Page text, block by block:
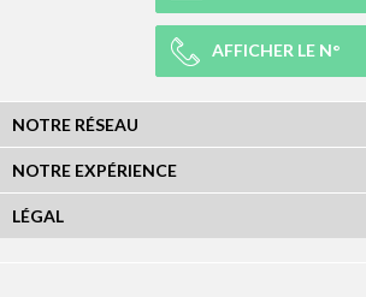
AFFICHER LE N°
NOTRE RÉSEAU
NOTRE EXPÉRIENCE
LÉGAL